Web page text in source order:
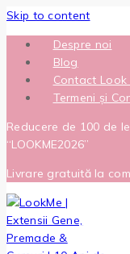
Skip to content
Despre noi
Blog
Contact Look
Termeni și
Reducere de 100 de
“LOOKME2026”
Livrare gratuită la